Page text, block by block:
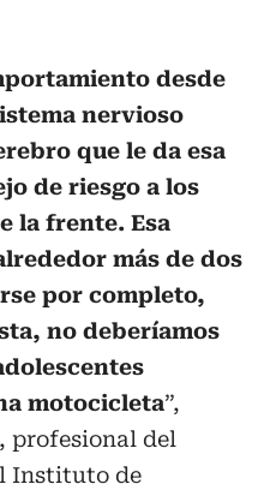
desde
nervioso
que le da esa
de riesgo a los
la frente. Esa
más de dos
por completo,
no deberíamos
motocicleta”,
profesional del
Instituto de